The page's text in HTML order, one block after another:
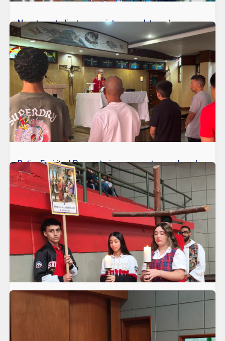
Nuestra estudiante conquista oro y plata en los
Intercolegiados del INDER
En el Liceo Salazar y Herrera nos llena de orgullo compartir la
destacada participación de nuestra estudiante Isabella García
López en los Intercolegiados del INDER, realizados los días 7 y 8
de abril.
LEER MÁS
Retiro Espiritual Preparatorio para nuestros padres de
familia
En el Liceo Salazar y Herrera, a través de nuestro Departamento de
Pastoral, vivimos el Retiro Preparatorio de Semana Santa 2026, un
espacio especialmente pensado para nuestros padres de familia,
orientado al encuentro, la reflexión y el fortalecimiento espiritual.
LEER MÁS
Así vivimos el Viacrusis en nuestro Liceo
En el Liceo Salazar y Herrera vivimos una jornada llena de reflexión,
fe y recogimiento a través del Viacrucis, un espacio que nos